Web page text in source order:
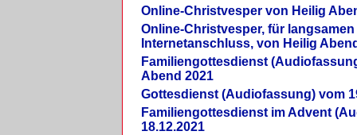
Online-Christvesper von Heilig
Online-Christvesper, für langsamen
Internetanschluss, von Heilig
Familiengottesdienst
Abend 2021
Gottesdienst (Audiofassung) vom
Familiengottesdienst im Advent
18.12.2021